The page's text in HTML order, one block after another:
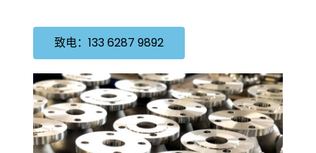
致电：133 6287 9892